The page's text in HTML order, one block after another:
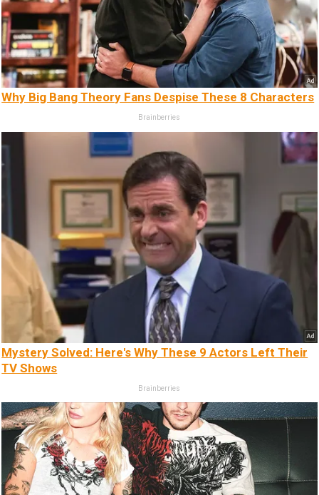
Why Big Bang Theory Fans Despise These 8 Characters
Brainberries
Mystery Solved: Here's Why These 9 Actors Left Their
TV Shows
Brainberries